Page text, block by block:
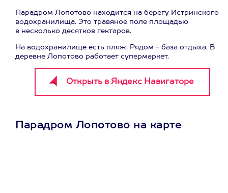
Парадром Лопотово находится на берегу Истринского
водохранилища. Это травяное поле площадью
в несколько десятков гектаров.
На водохранилище есть пляж. Рядом - база отдыха. В
деревне Лопотово работает супермаркет.
Парадром Лопотово на карте